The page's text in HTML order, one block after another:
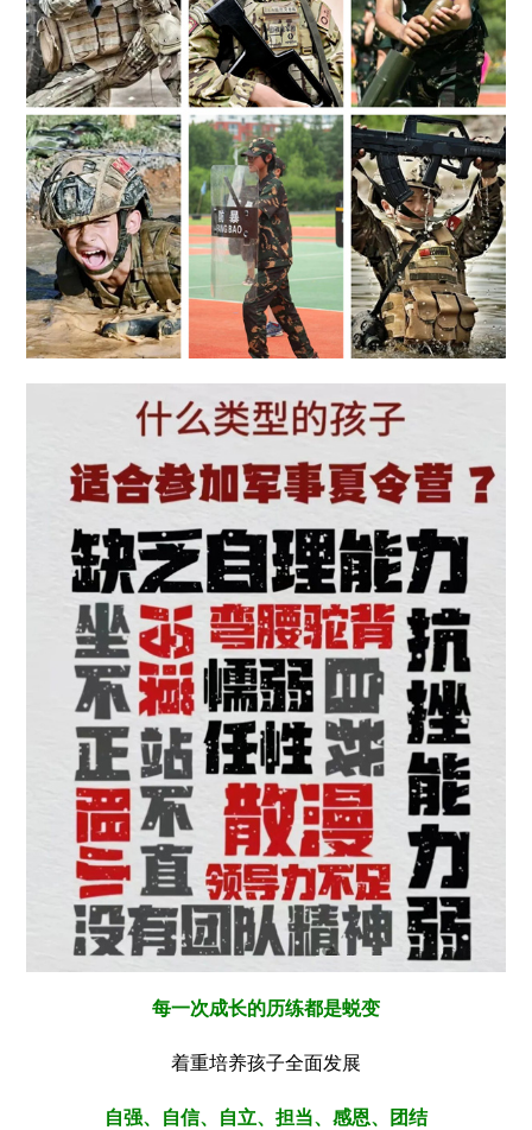
每一次成长的历练都是蜕变
着重培养孩子全面发展
自强、自信、自立、担当、感恩、团结